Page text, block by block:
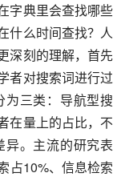
字典里会查找哪些
什么时间查找？人
深刻的理解，首先
者对搜索词进行过
三类：导航型搜
在量上的占比，不
。主流的研究表
占10%、信息检索